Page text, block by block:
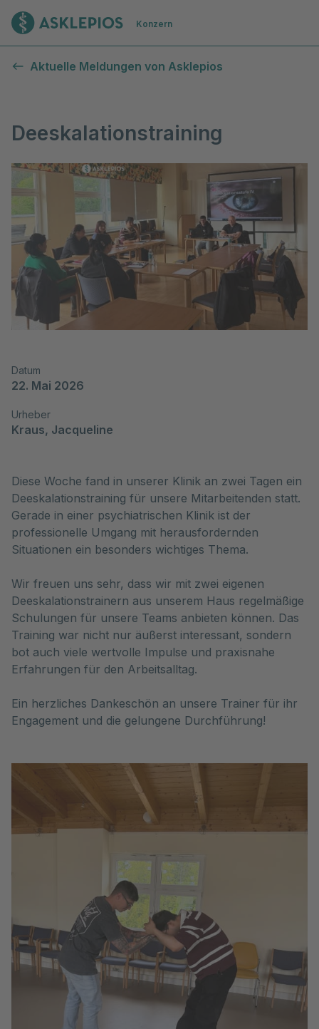
Zur Startseite
Konzern
Aktuelle Meldungen von Asklepios
Deeskalationstraining
Datum
22. Mai 2026
Urheber
Kraus, Jacqueline
Diese Woche fand in unserer Klinik an zwei Tagen ein
Deeskalationstraining für unsere Mitarbeitenden statt.
Gerade in einer psychiatrischen Klinik ist der
professionelle Umgang mit herausfordernden
Situationen ein besonders wichtiges Thema.
Wir freuen uns sehr, dass wir mit zwei eigenen
Deeskalationstrainern aus unserem Haus regelmäßige
Schulungen für unsere Teams anbieten können. Das
Training war nicht nur äußerst interessant, sondern
bot auch viele wertvolle Impulse und praxisnahe
Erfahrungen für den Arbeitsalltag.
Ein herzliches Dankeschön an unsere Trainer für ihr
Engagement und die gelungene Durchführung!